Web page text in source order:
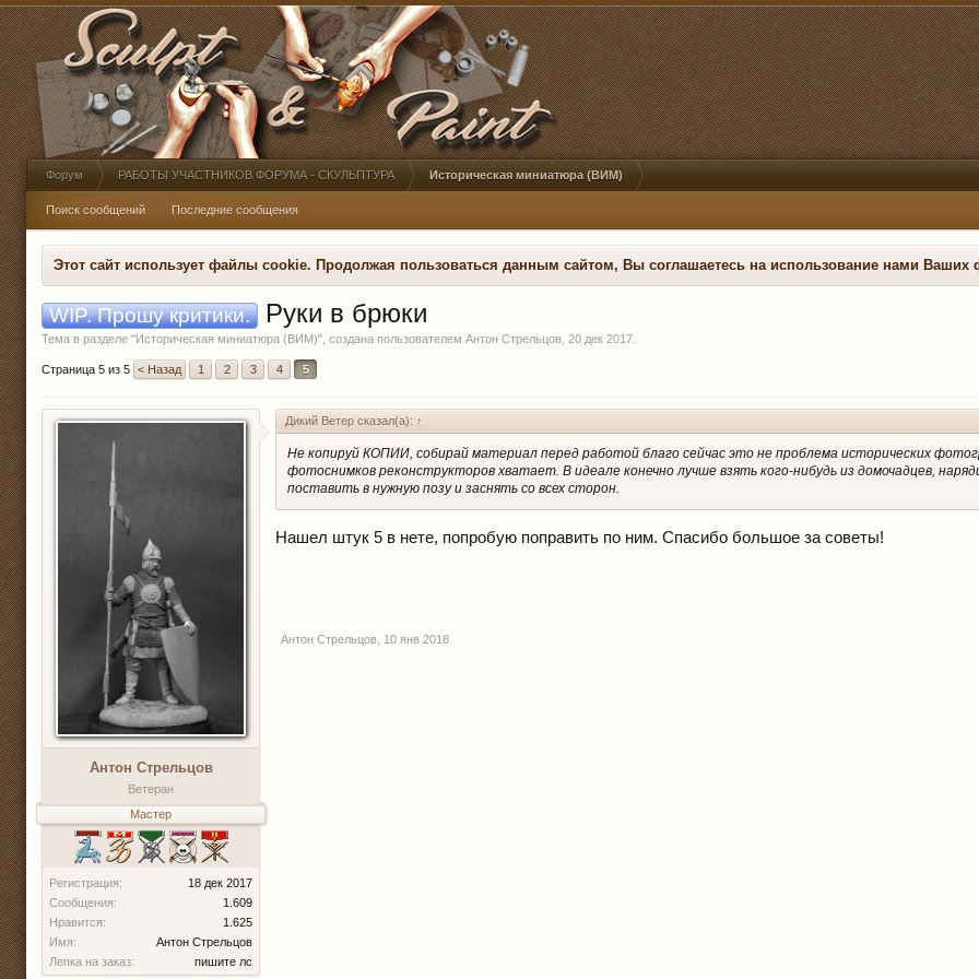
Форум РАБОТЫ УЧАСТНИКОВ ФОРУМА - СКУЛЬПТУРА Историческая миниатюра (ВИМ)
Поиск сообщений Последние сообщения
Этот сайт использует файлы cookie. Продолжая пользоваться данным сайтом, Вы соглашаетесь на использование нами
WIP. Прошу критики. Руки в брюки
Тема в разделе "Историческая миниатюра (ВИМ)", создана пользователем Антон Стрельцов 20 дек 2017
Страница 5 из 5 < Назад 1 2 3 4 5
Антон Стрельцов
Ветеран
Мастер
Регистрация:
18 дек 2017
Сообщения:
1.609
Нравится:
1.625
Имя:
Антон Стрельцов
Лепка на заказ:
пишите лс
Дикий Ветер сказал(а): ↑
Не копируй КОПИИ, собирай материал перед работой благо сейчас это не проблема исторических
фотоснимков реконструкторов хватает. В идеале конечно лучше взять кого-нибудь из домочадцев,
поставить в нужную позу и заснять со всех сторон.
Нашел штук 5 в нете, попробую поправить по ним. Спасибо большое за советы!
Антон Стрельцов 10 янв 2018